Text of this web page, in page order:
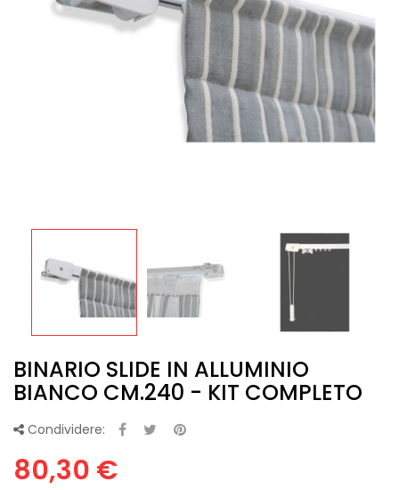
BINARIO SLIDE IN ALLUMINIO
BIANCO CM.240 - KIT COMPLETO
Condividere:
80,30 €